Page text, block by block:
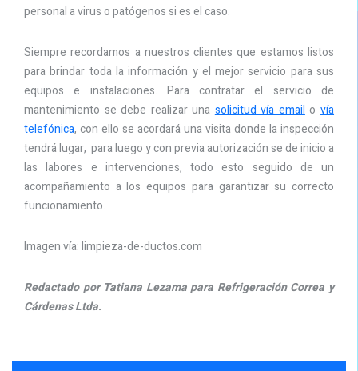
personal a virus o patógenos si es el caso.
Siempre recordamos a nuestros clientes que estamos listos
para brindar toda la información y el mejor servicio para sus
equipos e instalaciones. Para contratar el servicio de
mantenimiento se debe realizar una solicitud vía email ovía
telefónica, con ello se acordará una visita donde la inspección
tendrá lugar, para luego y con previa autorización se de inicio a
las labores e intervenciones, todo esto seguido de un
acompañamiento a los equipos para garantizar su correcto
funcionamiento.
Imagen vía: limpieza-de-ductos.com
Redactado por Tatiana Lezama para Refrigeración Correa y
Cárdenas Ltda.